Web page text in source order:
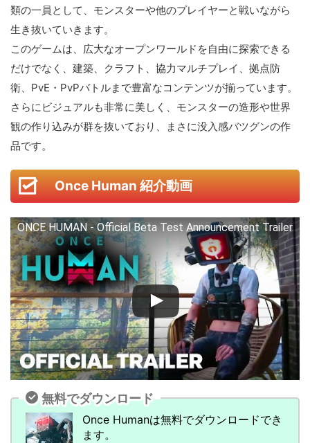
類の一員として、モンスターや他のプレイヤーと戦いながら
生き抜いていきます。
このゲームは、広大なオープンワールドを自由に探索できる
だけでなく、建築、クラフト、協力マルチプレイ、拠点防
衛、PvE・PvPバトルまで豊富なコンテンツが揃っています。
さらにビジュアルも非常に美しく、モンスターの造形や世界
観の作り込みが群を抜いており、まさに没入感バツグンの作
品です。
Once Human 紹介動画
ONCE HUMAN - Official Beta Test Announcement Trailer
無料でダウンロード
Once Humanは無料でダウンロードでき
ます。